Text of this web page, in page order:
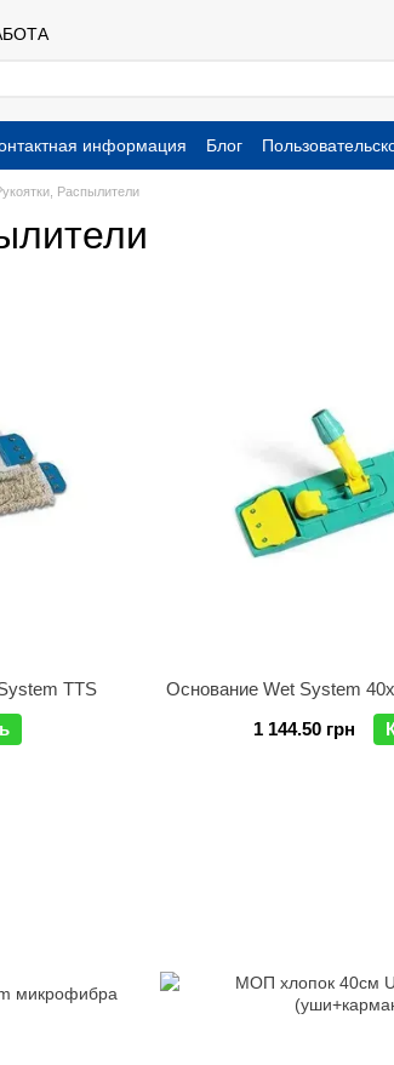
информация Блог
Распылители
TTS
Основание Wet System
1 144.50 грн